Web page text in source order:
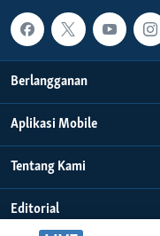
Berlangganan
Aplikasi Mobile
Tentang Kami
Editorial